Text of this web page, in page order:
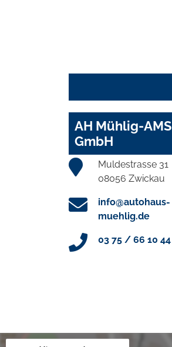
AH Mühlig-AMS
GmbH
Muldestrasse 31
08056 Zwickau
info@autohaus-
muehlig.de
03 75 / 66 10 44